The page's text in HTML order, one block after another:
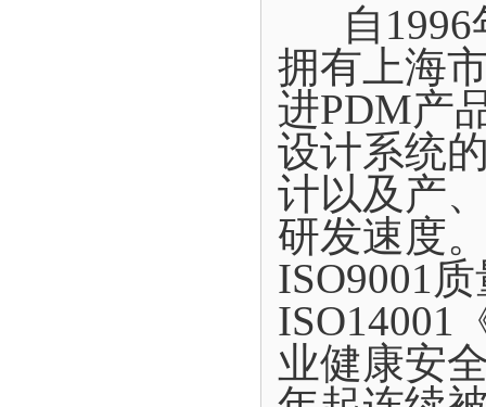
自1996
拥有上海
进PDM产
设计系统
计以及产
研发速度
ISO9001
ISO14001
业健康安